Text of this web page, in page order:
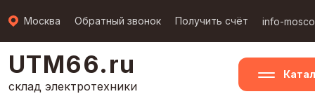
Москва Обратный звонок Получить счёт info-
UTM66.ru
склад электротехники